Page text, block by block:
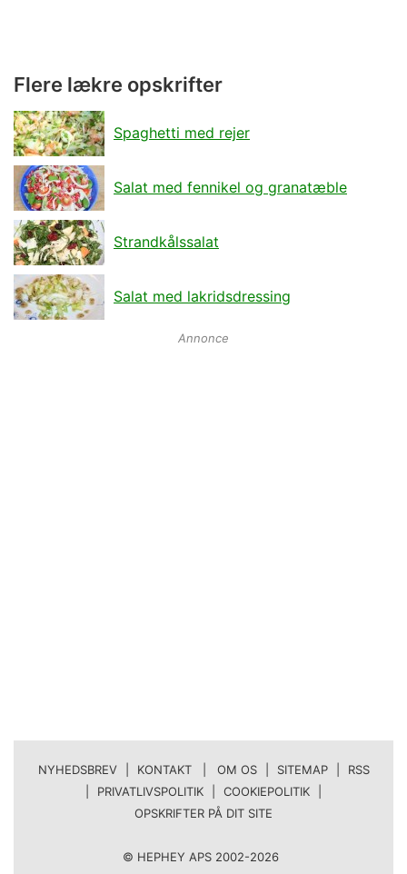
Flere lækre opskrifter
Spaghetti med rejer
Salat med fennikel og granatæble
Strandkålssalat
Salat med lakridsdressing
Annonce
NYHEDSBREV KONTAKT | OM OS SITEMAP
RSS
PRIVATLIVSPOLITIK COOKIEPOLITIK
OPSKRIFTER PÅ DIT SITE
© HEPHEY APS 2002-2026